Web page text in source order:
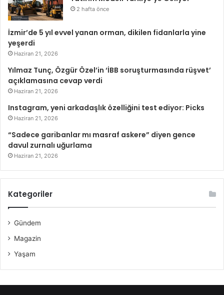
2 hafta önce
İzmir’de 5 yıl evvel yanan orman, dikilen fidanlarla yine
yeşerdi
Haziran 21, 2026
Yılmaz Tunç, Özgür Özel’in ‘İBB soruşturmasında rüşvet’
açıklamasına cevap verdi
Haziran 21, 2026
Instagram, yeni arkadaşlık özelliğini test ediyor: Picks
Haziran 21, 2026
“Sadece garibanlar mı masraf askere” diyen gence
davul zurnalı uğurlama
Haziran 21, 2026
Kategoriler
Gündem
Magazin
Yaşam